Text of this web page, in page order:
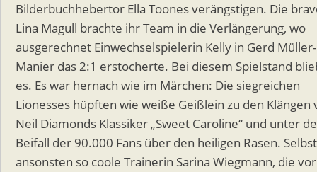
Bilderbuchhebertor Ella Toones verängstigen. Die
Lina Magull brachte ihr Team in die Verlängerung, wo
ausgerechnet Einwechselspielerin Kelly in Gerd Müller-
Manier das 2:1 erstocherte. Bei diesem Spielstand
es. Es war hernach wie im Märchen: Die siegreichen
Lionesses hüpften wie weiße Geißlein zu den Klängen
Neil Diamonds Klassiker „Sweet Caroline“ und unter
Beifall der 90.000 Fans über den heiligen Rasen.
ansonsten so coole Trainerin Sarina Wiegmann, die vor